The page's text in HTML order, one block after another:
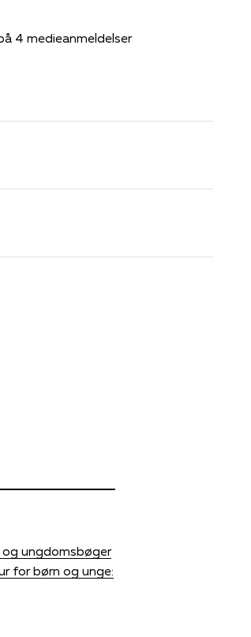
4 medieanmeldelser
ungdomsbøger
for børn og unge: